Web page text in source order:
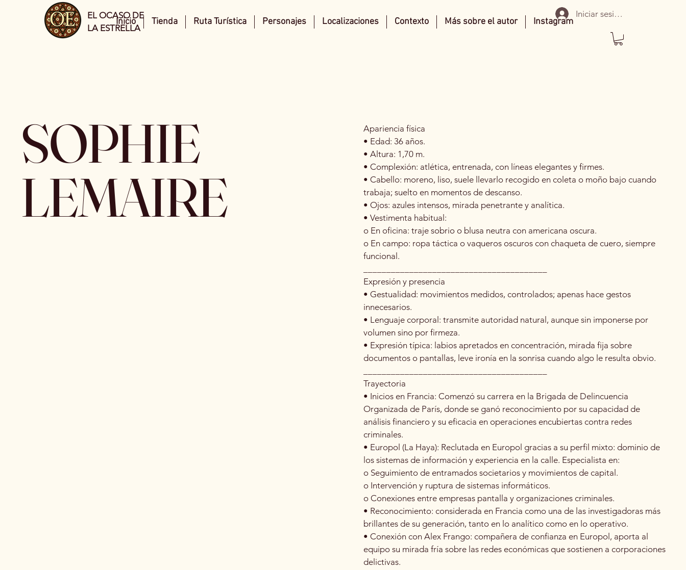
EL OCASO DE
LA ESTRELLA
Inicio Tienda Ruta Turística Personajes Localizaciones Contexto Más sobre el autor Instagram
Iniciar sesión
SOPHIE
LEMAIRE
Apariencia física
• Edad: 36 años.
• Altura: 1,70 m.
• Complexión: atlética, entrenada, con líneas elegantes y firmes.
• Cabello: moreno, liso, suele llevarlo recogido en coleta o moño bajo cuando
trabaja; suelto en momentos de descanso.
• Ojos: azules intensos, mirada penetrante y analítica.
• Vestimenta habitual:
o En oficina: traje sobrio o blusa neutra con americana oscura.
o En campo: ropa táctica o vaqueros oscuros con chaqueta de cuero, siempre
funcional.
Expresión y presencia
• Gestualidad: movimientos medidos, controlados; apenas hace gestos
innecesarios.
• Lenguaje corporal: transmite autoridad natural, aunque sin imponerse por
volumen sino por firmeza.
• Expresión típica: labios apretados en concentración, mirada fija sobre
documentos o pantallas, leve ironía en la sonrisa cuando algo le resulta obvio.
Trayectoria
• Inicios en Francia: Comenzó su carrera en la Brigada de Delincuencia
Organizada de París, donde se ganó reconocimiento por su capacidad de
análisis financiero y su eficacia en operaciones encubiertas contra redes
criminales.
• Europol (La Haya): Reclutada en Europol gracias a su perfil mixto: dominio de
los sistemas de información y experiencia en la calle. Especialista en:
o Seguimiento de entramados societarios y movimientos de capital.
o Intervención y ruptura de sistemas informáticos.
o Conexiones entre empresas pantalla y organizaciones criminales.
• Reconocimiento: considerada en Francia como una de las investigadoras más
brillantes de su generación, tanto en lo analítico como en lo operativo.
• Conexión con Alex Frango: compañera de confianza en Europol, aporta al
equipo su mirada fría sobre las redes económicas que sostienen a corporaciones
delictivas.